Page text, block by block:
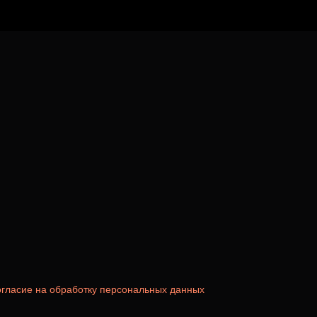
на обработку персональных данных